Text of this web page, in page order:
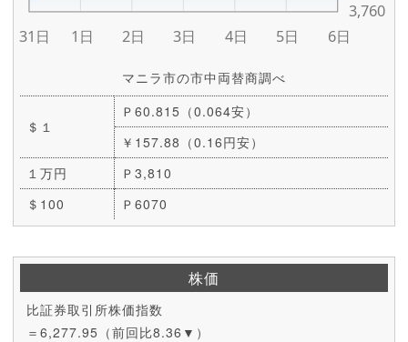
マニラ市の市中両替商調べ
＄１
Ｐ60.815（0.064安）
￥157.88（0.16円安）
１万円
Ｐ3,810
＄100
Ｐ6070
株価
比証券取引所株価指数
＝6,277.95（前回比8.36▼）